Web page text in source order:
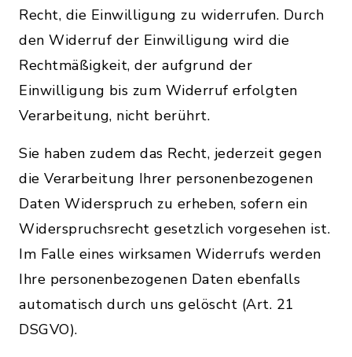
Recht, die Einwilligung zu widerrufen. Durch
den Widerruf der Einwilligung wird die
Rechtmäßigkeit, der aufgrund der
Einwilligung bis zum Widerruf erfolgten
Verarbeitung, nicht berührt.
Sie haben zudem das Recht, jederzeit gegen
die Verarbeitung Ihrer personenbezogenen
Daten Widerspruch zu erheben, sofern ein
Widerspruchsrecht gesetzlich vorgesehen ist.
Im Falle eines wirksamen Widerrufs werden
Ihre personenbezogenen Daten ebenfalls
automatisch durch uns gelöscht (Art. 21
DSGVO).